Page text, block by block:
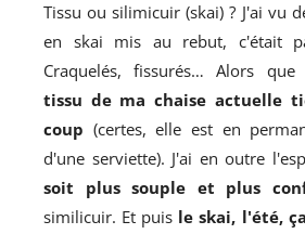
Tissu ou silimicuir (skai) ? J'ai vu
en skai mis au rebut, c'était
Craquelés, fissurés… Alors que
tissu de ma chaise actuelle
coup (certes, elle est en
d'une serviette). J'ai en outre
soit plus souple et plus
similicuir. Et puis le skai, l'été,